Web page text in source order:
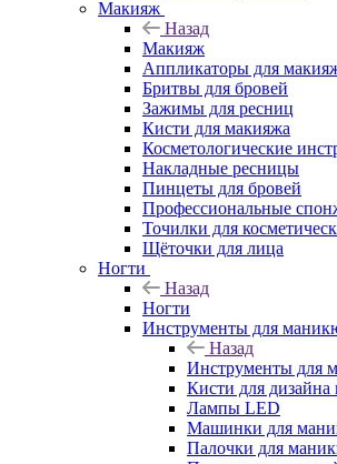
Макияж
Назад
Макияж
Аппликаторы для
Бритвы для бровей
Зажимы для ресниц
Кисти для макияжа
Косметологические
Накладные ресницы
Пинцеты для бровей
Профессиональные
Точилки для
Щёточки для лица
Ногти
Назад
Ногти
Инструменты для
Назад
Инструменты для
Кисти для
Лампы LED
Машинки для
Палочки для